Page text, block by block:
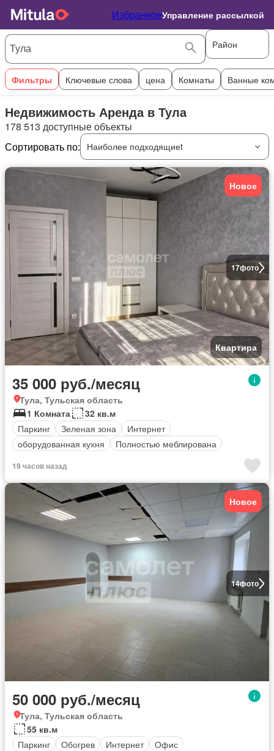
ИзбранноеУправление рассылкой
Район
Фильтры Ключевые слова цена Комнаты Ванные
Недвижимость Аренда в Тула
178 513 доступные объекты
Сортировать по:
Наиболее подходящиеt
17фото
Новое
Квартира
35 000 руб./месяц
Тула, Тульская область
1 Комната
32 кв.м
Паркинг
Зеленая зона
Интернет
оборудованная кухня
Полностью меблирована
19 часов назад
14фото
Новое
50 000 руб./месяц
Тула, Тульская область
55 кв.м
Паркинг
Обогрев Интернет Офис